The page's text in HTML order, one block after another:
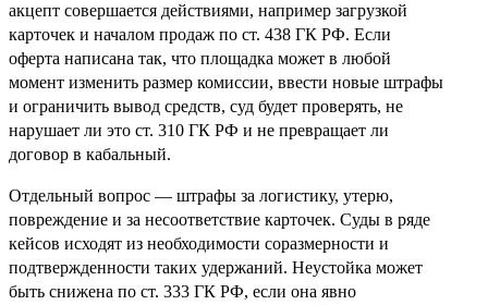
акцепт совершается действиями, например загрузкой
карточек и началом продаж по ст. 438 ГК РФ. Если
оферта написана так, что площадка может в любой
момент изменить размер комиссии, ввести новые штрафы
и ограничить вывод средств, суд будет проверять, не
нарушает ли это ст. 310 ГК РФ и не превращает ли
договор в кабальный.
Отдельный вопрос — штрафы за логистику, утерю,
повреждение и за несоответствие карточек. Суды в ряде
кейсов исходят из необходимости соразмерности и
подтвержденности таких удержаний. Неустойка может
быть снижена по ст. 333 ГК РФ, если она явно